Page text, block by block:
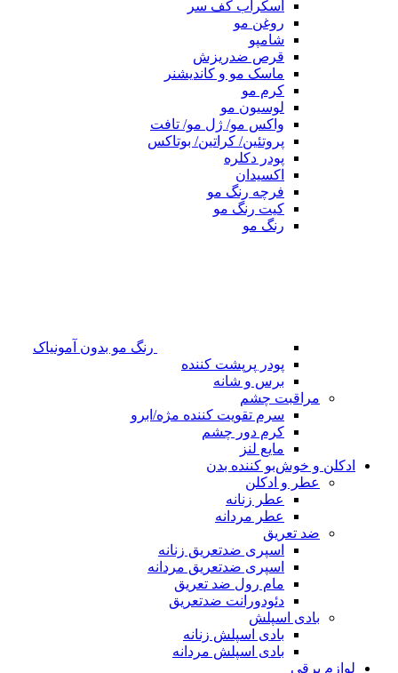
اسکراب کف سر
روغن مو
شامپو
قرص ضدریزش
ماسک مو و کاندیشنر
کرم مو
لوسیون مو
واکس مو/ ژل مو/ تافت
پروتئین/ کراتین/ بوتاکس
پودر دکلره
اکسیدان
فرچه رنگ مو
کیت رنگ مو
رنگ مو
رنگ مو بدون آمونیاک
پودر پرپشت کننده
برس و شانه
مراقبت چشم
سرم تقویت کننده مژه/ابرو
کرم دور چشم
مایع لنز
ادکلن و خوش‌بو کننده بدن
عطر و ادکلن
عطر زنانه
عطر مردانه
ضد تعریق
اسپری ضدتعریق زنانه
اسپری ضدتعریق مردانه
مام رول ضد تعریق
دئودورانت ضدتعریق
بادی اسپلش
بادی اسپلش زنانه
بادی اسپلش مردانه
لوازم برقی